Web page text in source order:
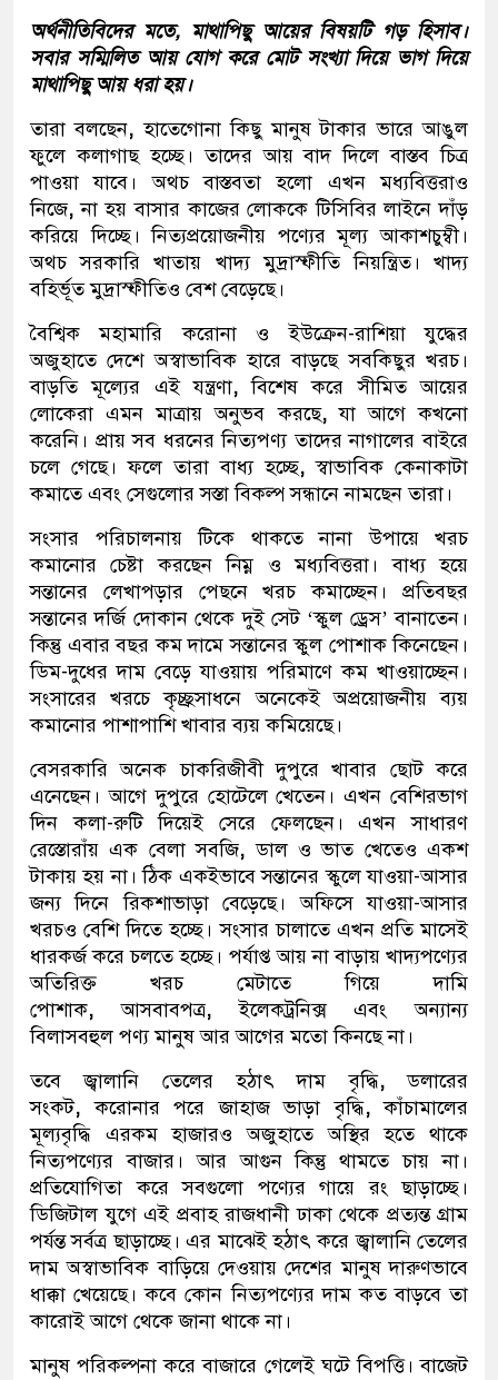
অর্থনীতিবিদের মতে, মাথাপিছু আয়ের বিষয়টি গড় হিসাব।
সবার সম্মিলিত আয় যোগ করে মোট সংখ্যা দিয়ে ভাগ দিয়ে
মাথাপিছু আয় ধরা হয়।
তারা বলছেন,হাতেগোনা কিছু মানুষ টাকার ভারে আঙুল
ফুলে কলাগাছ হচ্ছে। তাদের আয় বাদ দিলে বাস্তব চিত্র
পাওয়া যাবে। অথচ বাস্তবতা হলো এখন মধ্যবিত্তরাও
নিজে,না হয় বাসার কাজের লোককে টিসিবির লাইনে দাঁড়
করিয়ে দিচ্ছে। নিত্যপ্রয়োজনীয় পণ্যের মূল্য আকাশচুম্বী।
অথচ সরকারি খাতায় খাদ্য মুদ্রাস্ফীতি নিয়ন্ত্রিত। খাদ্য
বহির্ভূত মুদ্রাস্ফীতিও বেশ বেড়েছে।
বৈশ্বিক মহামারি করোনা ও ইউক্রেন-রাশিয়া যুদ্ধের
অজুহাতে দেশে অস্বাভাবিক হারে বাড়ছে সবকিছুর খরচ।
বাড়তি মূল্যের এই যন্ত্রণা,বিশেষ করে সীমিত আয়ের
লোকেরা এমন মাত্রায় অনুভব করছে,যা আগে কখনো
করেনি। প্রায় সব ধরনের নিত্যপণ্য তাদের নাগালের বাইরে
চলে গেছে। ফলে তারা বাধ্য হচ্ছে,স্বাভাবিক কেনাকাটা
কমাতে এবং সেগুলোর সস্তা বিকল্প সন্ধানে নামছেন তারা।
সংসার পরিচালনায় টিকে থাকতে নানা উপায়ে খরচ
কমানোর চেষ্টা করছেন নিম্ন ও মধ্যবিত্তরা। বাধ্য হয়ে
সন্তানের লেখাপড়ার পেছনে খরচ কমাচ্ছেন। প্রতিবছর
সন্তানের দর্জি দোকান থেকে দুই সেট ‘স্কুল ড্রেস’ বানাতেন।
কিন্তু এবার বছর কম দামে সন্তানের স্কুল পোশাক কিনেছেন।
ডিম-দুধের দাম বেড়ে যাওয়ায় পরিমাণে কম খাওয়াচ্ছেন।
সংসারের খরচে কৃচ্ছ্রসাধনে অনেকেই অপ্রয়োজনীয় ব্যয়
কমানোর পাশাপাশি খাবার ব্যয় কমিয়েছে।
বেসরকারি অনেক চাকরিজীবী দুপুরে খাবার ছোট করে
এনেছেন। আগে দুপুরে হোটেলে খেতেন। এখন বেশিরভাগ
দিন কলা-রুটি দিয়েই সেরে ফেলছেন। এখন সাধারণ
রেস্তোরাঁয় এক বেলা সবজি,ডাল ও ভাত খেতেও একশ
টাকায় হয় না। ঠিক একইভাবে সন্তানের স্কুলে যাওয়া-আসার
জন্য দিনে রিকশাভাড়া বেড়েছে। অফিসে যাওয়া-আসার
খরচও বেশি দিতে হচ্ছে। সংসার চালাতে এখন প্রতি মাসেই
ধারকর্জ করে চলতে হচ্ছে। পর্যাপ্ত আয় না বাড়ায় খাদ্যপণ্যের
অতিরিক্ত খরচ মেটাতে গিয়ে দামি
পোশাক,আসবাবপত্র,ইলেকট্রনিক্স এবং অন্যান্য
বিলাসবহুল পণ্য মানুষ আর আগের মতো কিনছে না।
তবে জ্বালানি তেলের হঠাৎ দাম বৃদ্ধি,ডলারের
সংকট,করোনার পরে জাহাজ ভাড়া বৃদ্ধি,কাঁচামালের
মূল্যবৃদ্ধি এরকম হাজারও অজুহাতে অস্থির হতে থাকে
নিত্যপণ্যের বাজার। আর আগুন কিন্তু থামতে চায় না।
প্রতিযোগিতা করে সবগুলো পণ্যের গায়ে রং ছাড়াচ্ছে।
ডিজিটাল যুগে এই প্রবাহ রাজধানী ঢাকা থেকে প্রত্যন্ত গ্রাম
পর্যন্ত সর্বত্র ছাড়াচ্ছে। এর মাঝেই হঠাৎ করে জ্বালানি তেলের
দাম অস্বাভাবিক বাড়িয়ে দেওয়ায় দেশের মানুষ দারুণভাবে
ধাক্কা খেয়েছে। কবে কোন নিত্যপণ্যের দাম কত বাড়বে তা
কারোই আগে থেকে জানা থাকে না।
মানুষ পরিকল্পনা করে বাজারে গেলেই ঘটে বিপত্তি। বাজেট